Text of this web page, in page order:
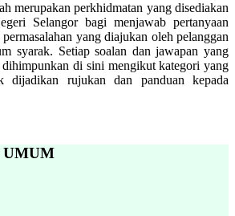
merupakan perkhidmatan yang disediakan
Selangor bagi menjawab pertanyaan
yang diajukan oleh pelanggan
syarak. Setiap soalan dan jawapan yang
di sini mengikut kategori yang
dijadikan rujukan dan panduan kepada
UMUM